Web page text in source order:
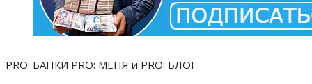
PRO: БАНКИ PRO: МЕНЯ и PRO: БЛОГ